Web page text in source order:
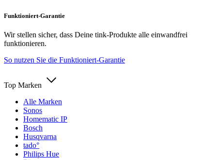
Funktioniert-Garantie
Wir stellen sicher, dass Deine tink-Produkte alle einwandfrei
funktionieren.
So nutzen Sie die Funktioniert-Garantie
Top Marken
Alle Marken
Sonos
Homematic IP
Bosch
Husqvarna
tado°
Philips Hue